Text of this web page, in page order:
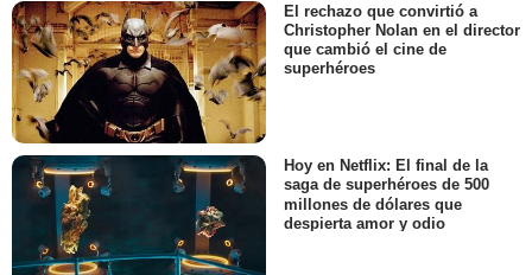
El rechazo que convirtió a
Christopher Nolan en el director
que cambió el cine de
superhéroes
Hoy en Netflix: El final de la
saga de superhéroes de 500
millones de dólares que
despierta amor y odio